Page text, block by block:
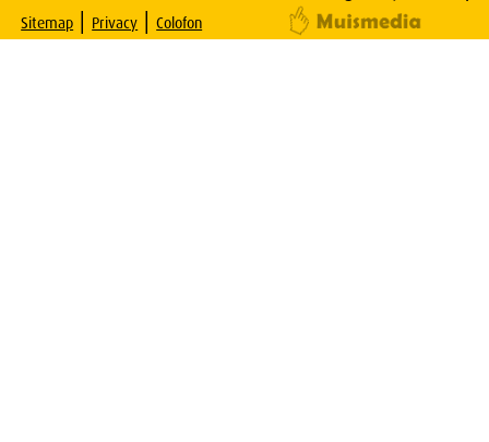
Sitemap | Privacy |Colofon